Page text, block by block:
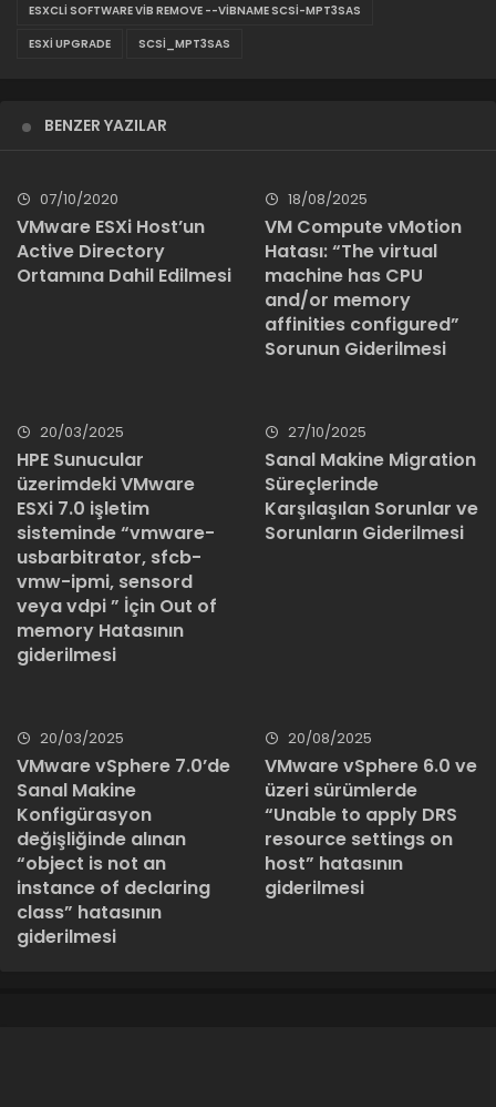
ESXCLI SOFTWARE VIB REMOVE --VIBNAME SCSI-MPT3SAS
ESXI UPGRADE
SCSI_MPT3SAS
BENZER YAZILAR
07/10/2020
VMware ESXi Host’un
Active Directory
Ortamına Dahil Edilmesi
18/08/2025
VM Compute vMotion
Hatası: “The virtual
machine has CPU
and/or memory
affinities configured”
Sorunun Giderilmesi
20/03/2025
HPE Sunucular
üzerimdeki VMware
ESXi 7.0 işletim
sisteminde “vmware-
usbarbitrator, sfcb-
vmw-ipmi, sensord
veya vdpi ” İçin Out of
memory Hatasının
giderilmesi
27/10/2025
Sanal Makine Migration
Süreçlerinde
Karşılaşılan Sorunlar ve
Sorunların Giderilmesi
20/03/2025
VMware vSphere 7.0’de
Sanal Makine
Konfigürasyon
değişliğinde alınan
“object is not an
instance of declaring
class” hatasının
giderilmesi
20/08/2025
VMware vSphere 6.0 ve
üzeri sürümlerde
“Unable to apply DRS
resource settings on
host” hatasının
giderilmesi